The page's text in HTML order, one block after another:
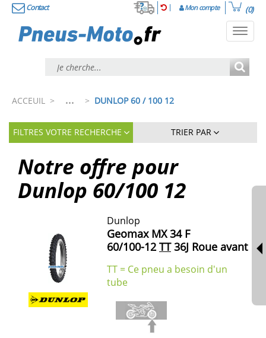
Contact Mon compte (0)
ACCEUIL > ... > DUNLOP 60 / 100 12
FILTRES VOTRE RECHERCHE TRIER PAR
Notre offre pour
Dunlop 60/100 12
Dunlop
Geomax MX 34 F
60/100-12 TT36J Roue avant
TT = Ce pneu a besoin d'un
tube